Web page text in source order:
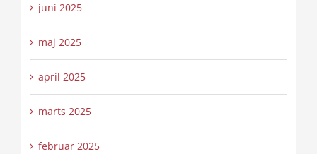
juni 2025
maj 2025
april 2025
marts 2025
februar 2025